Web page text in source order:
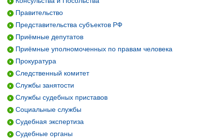
Правительство
Представительства субъектов РФ
Приёмные депутатов
Приёмные уполномоченных по правам человека
Прокуратура
Следственный комитет
Службы занятости
Службы судебных приставов
Социальные службы
Судебная экспертиза
Судебные органы